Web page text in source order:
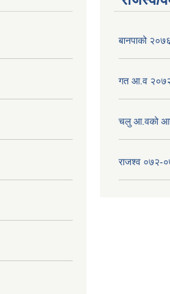
बानपाको
गत आ.व
चलु आ.वको
राजश्व ०७२-